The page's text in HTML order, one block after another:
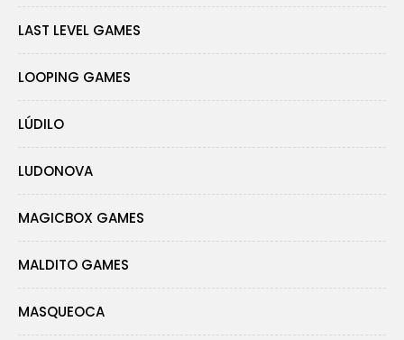
LAST LEVEL GAMES
LOOPING GAMES
LÚDILO
LUDONOVA
MAGICBOX GAMES
MALDITO GAMES
MASQUEOCA